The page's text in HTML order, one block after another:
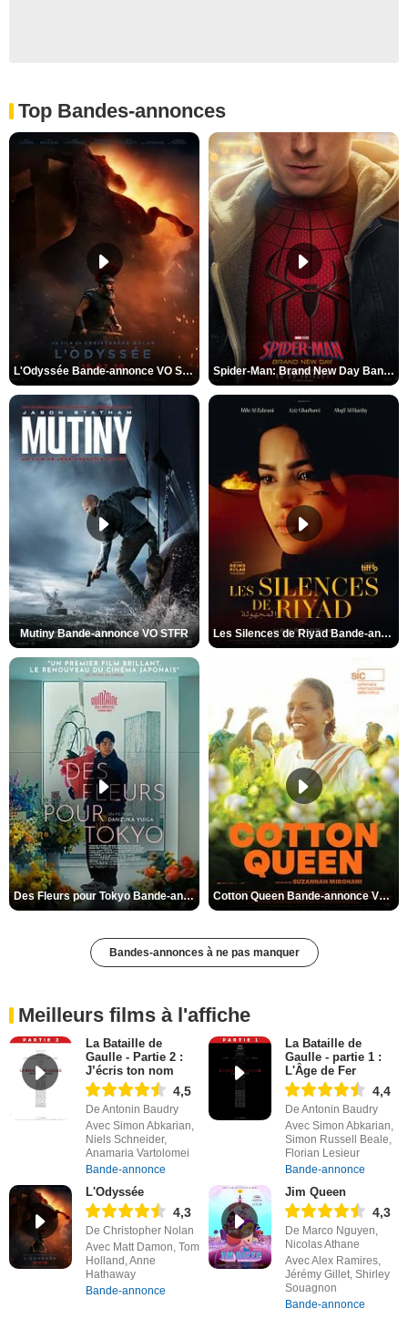
Top Bandes-annonces
L'Odyssée Bande-annonce VO STFR Spider-Man: Brand New Day Bande-annonce VO STFR
Mutiny Bande-annonce VO STFR Les Silences de Riyad Bande-annonce VO STFR
Des Fleurs pour Tokyo Bande-annonce VO STFR Cotton Queen Bande-annonce VO STFR
Bandes-annonces à ne pas manquer
Meilleurs films à l'affiche
La Bataille de
Gaulle - Partie 2 :
J’écris ton nom
4,5
De Antonin Baudry
Avec Simon Abkarian,
Niels Schneider,
Anamaria Vartolomei
Bande-annonce
La Bataille de
Gaulle - partie 1 :
L'Âge de Fer
4,4
De Antonin Baudry
Avec Simon Abkarian,
Simon Russell Beale,
Florian Lesieur
Bande-annonce
L'Odyssée
4,3
De Christopher Nolan
Avec Matt Damon, Tom
Holland, Anne
Hathaway
Bande-annonce
Jim Queen
4,3
De Marco Nguyen,
Nicolas Athane
Avec Alex Ramires,
Jérémy Gillet, Shirley
Souagnon
Bande-annonce